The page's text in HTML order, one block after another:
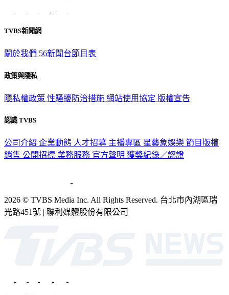
TVBS新聞網
關於我們 56新聞台節目表
政策與隱私
隱私權政策 性騷擾防治措施 網站使用協定 版權宣告
認識 TVBS
公司介紹 企業動態 人才招募 主播專區 星藝象娛樂 節目版權
銷售 公開招標 業務服務 官方聲明 獲獎紀錄／認證
2026 © TVBS Media Inc. All Rights Reserved. 台北市內湖區瑞
光路451號 | 聯利媒體股份有限公司